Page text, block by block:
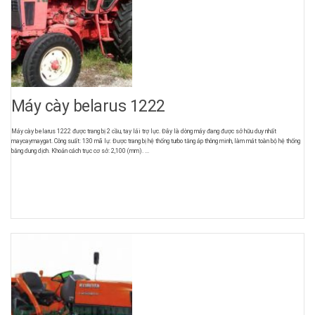
Máy cày belarus 1222
Máy cày belarus 1222 được trang bị 2 cầu, tay lái trợ lực. Đây là dòng máy đang được sở hữu duy nhất
maycaymaygat. Công suất: 130 mã lự. Được trang bị hệ thống turbo tăng áp thông minh, làm mát toàn bộ hệ thống
bằng dung dịch. Khoản cách trục cơ sở: 2,100 (mm). ...